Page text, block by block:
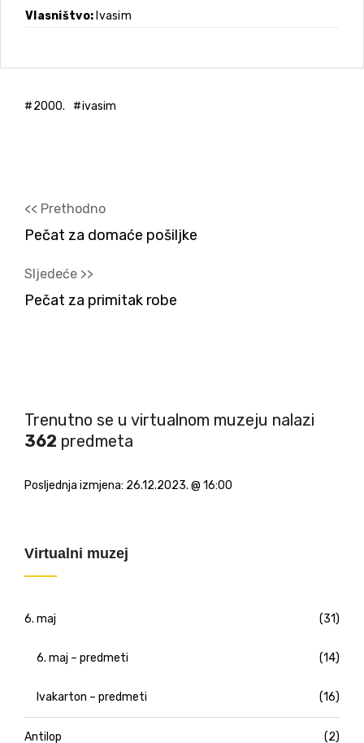
Vlasništvo Ivasim
2000. ivasim
<< Prethodno
Pečat za domaće pošiljke
Sljedeće >>
Pečat za primitak robe
Trenutno se u virtualnom muzeju nalazi
362 predmeta
Posljednja izmjena: 26.12.2023. @ 16:00
Virtualni muzej
6. maj (31)
6. maj – predmeti (14)
Ivakarton – predmeti (16)
Antilop (2)